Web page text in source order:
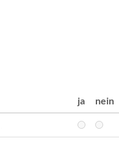
ja nein